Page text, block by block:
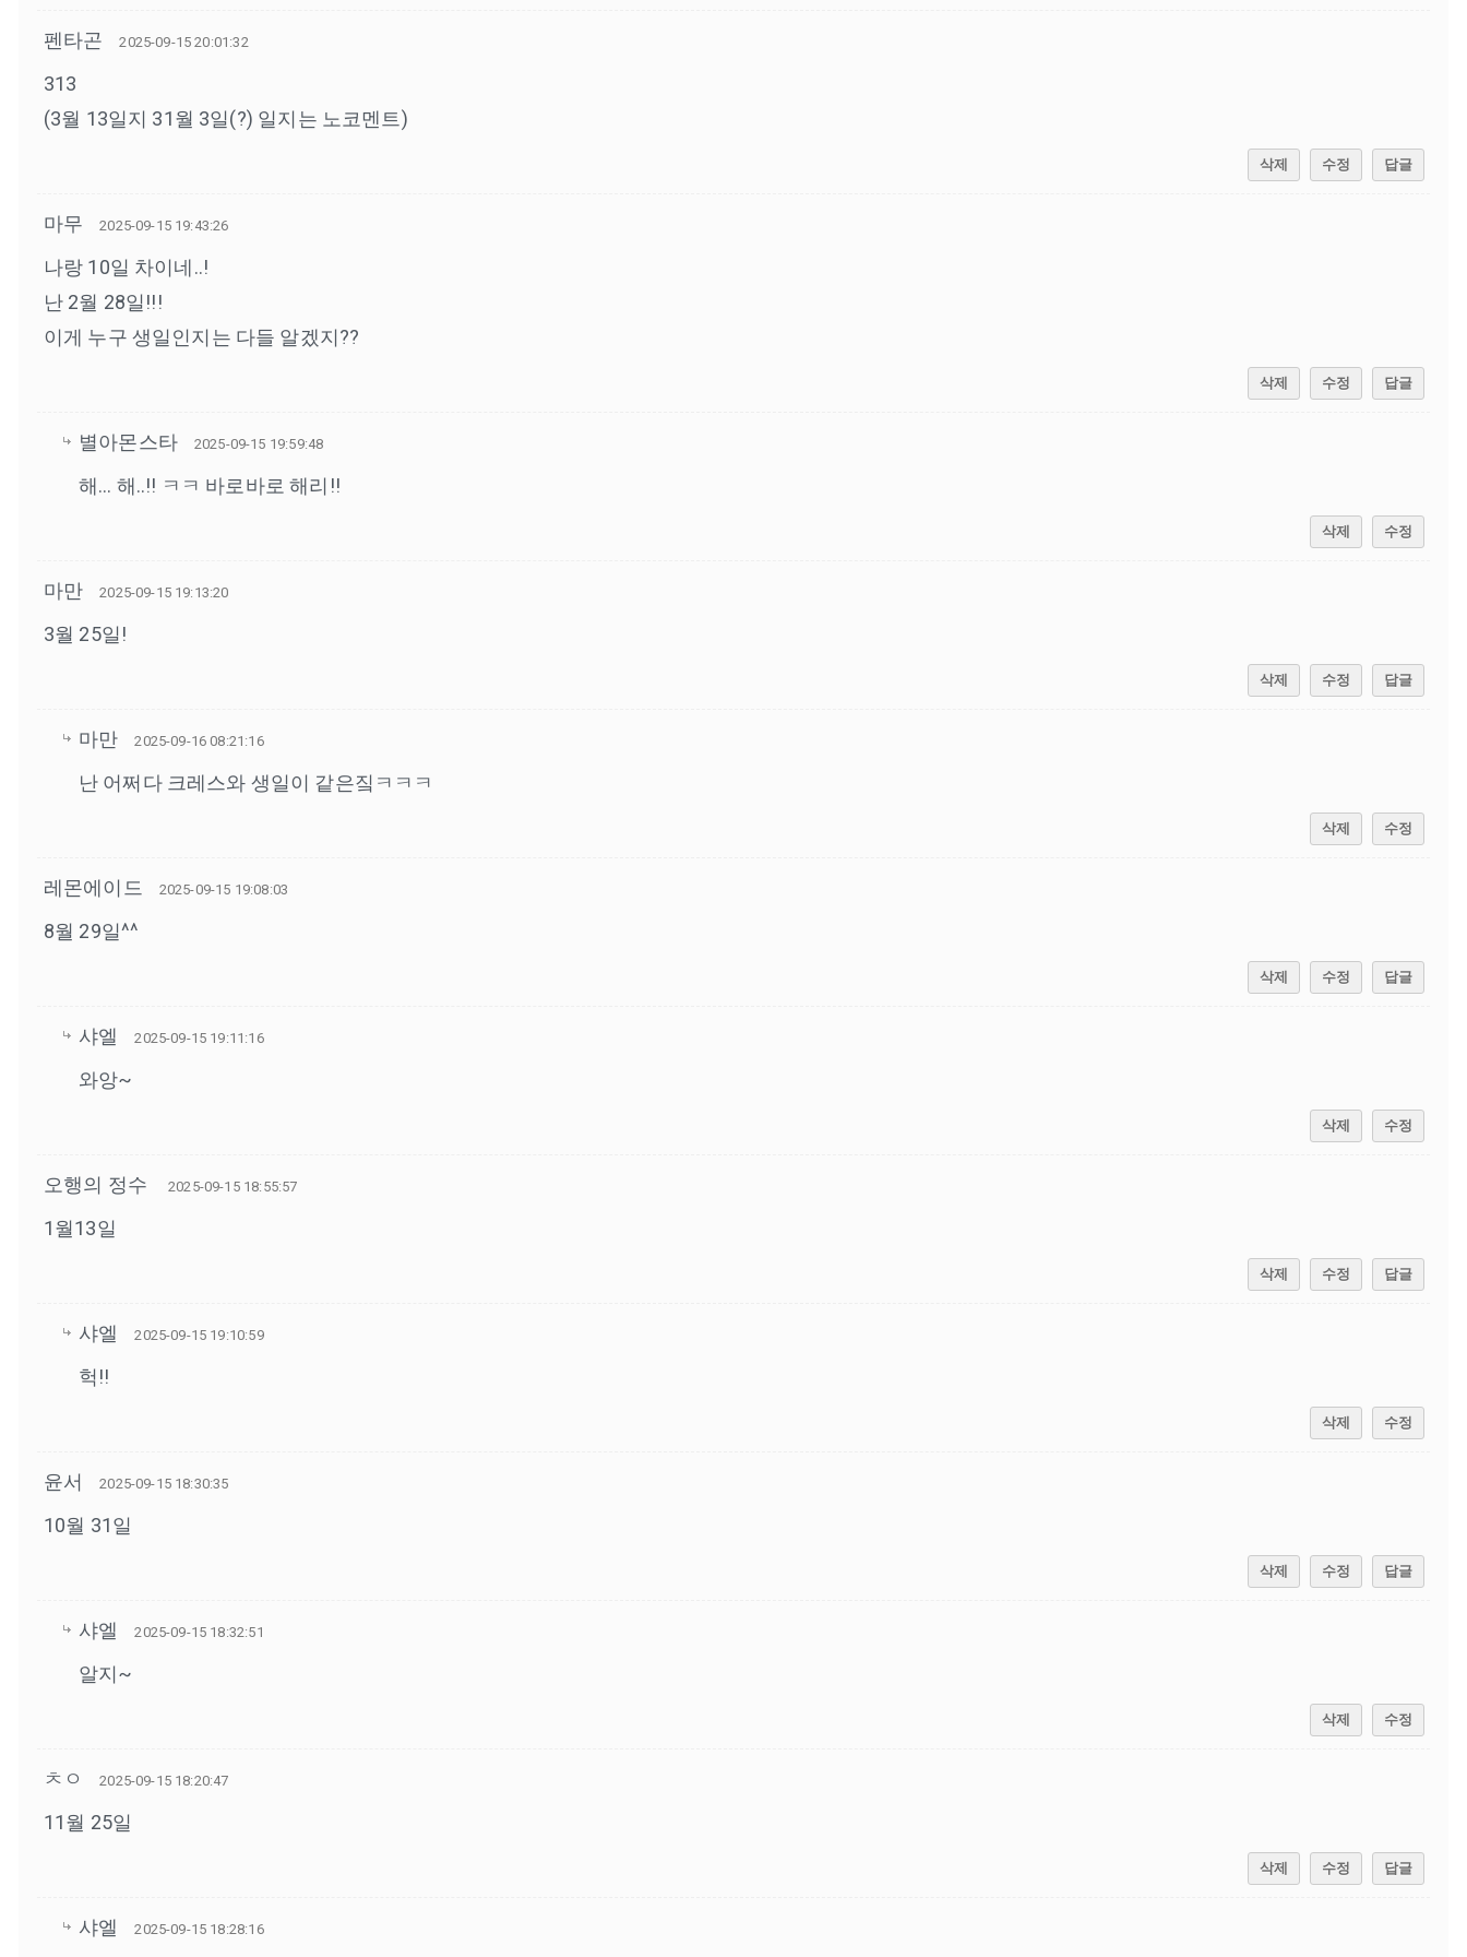
펜타곤 2025-09-15 20:01:32
313
(3월 13일지 31월 3일(?) 일지는 노코멘트)
삭제 수정 답글
마무 2025-09-15 19:43:26
나랑 10일 차이네..!
난 2월 28일!!!
이게 누구 생일인지는 다들 알겠지??
삭제 수정 답글
별아몬스타 2025-09-15 19:59:48
해... 해..!! ㅋㅋ 바로바로 해리!!
삭제 수정
마만 2025-09-15 19:13:20
3월 25일!
삭제 수정 답글
마만 2025-09-16 08:21:16
난 어쩌다 크레스와 생일이 같은짘ㅋㅋㅋ
삭제 수정
레몬에이드 2025-09-15 19:08:03
8월 29일^^
삭제 수정 답글
샤엘 2025-09-15 19:11:16
와앙~
삭제 수정
오행의 정수 2025-09-15 18:55:57
1월13일
삭제 수정 답글
샤엘 2025-09-15 19:10:59
헉!!
삭제 수정
윤서 2025-09-15 18:30:35
10월 31일
삭제 수정 답글
샤엘 2025-09-15 18:32:51
알지~
삭제 수정
ㅊㅇ 2025-09-15 18:20:47
11월 25일
삭제 수정 답글
샤엘 2025-09-15 18:28:16